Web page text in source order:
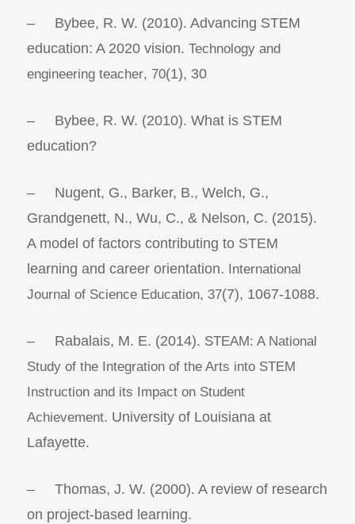
– Bybee, R. W. (2010). Advancing STEM
education: A 2020 vision. Technology and
engineering teacher, 70(1), 30
– Bybee, R. W. (2010). What is STEM
education?
– Nugent, G., Barker, B., Welch, G.,
Grandgenett, N., Wu, C., & Nelson, C. (2015).
A model of factors contributing to STEM
learning and career orientation. International
Journal of Science Education, 37(7), 1067-1088.
– Rabalais, M. E. (2014). STEAM: A National
Study of the Integration of the Arts into STEM
Instruction and its Impact on Student
Achievement. University of Louisiana at
Lafayette.
– Thomas, J. W. (2000). A review of research
on project-based learning.